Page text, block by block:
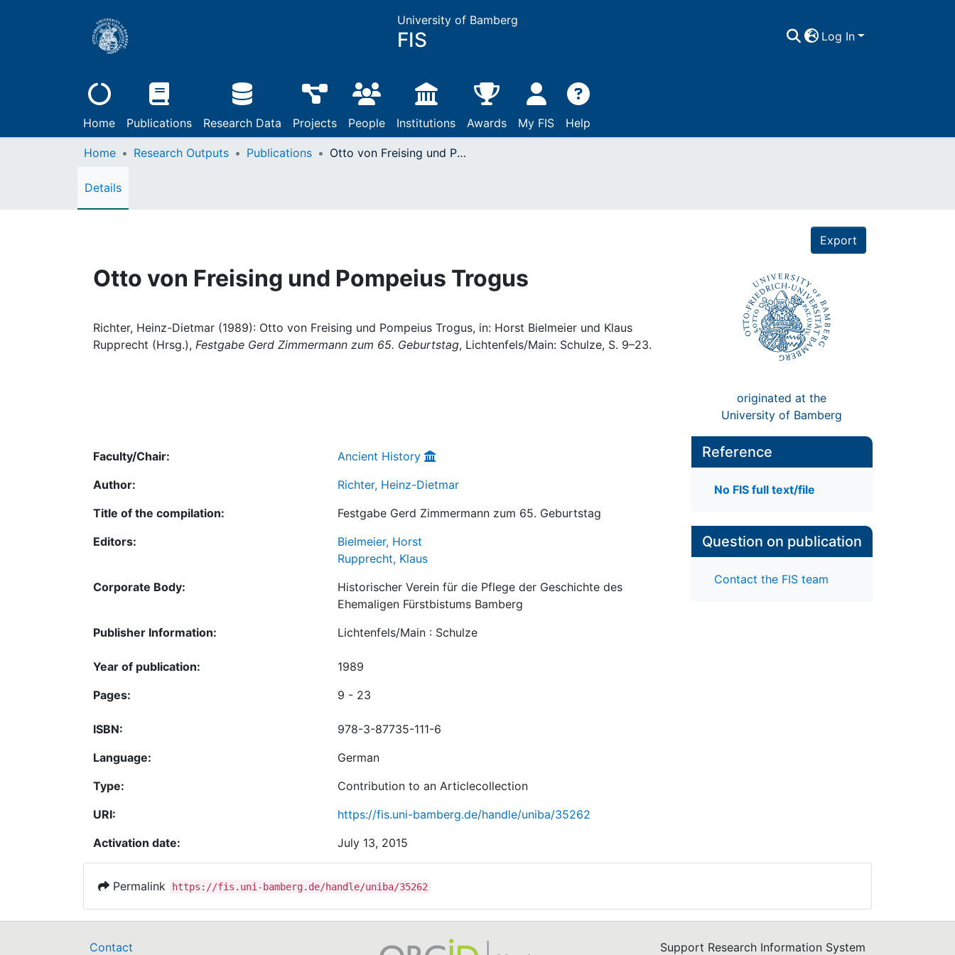
University of Bamberg
FIS Log In
Home Publications Research Data Projects People Institutions Awards My FIS Help
Home Research Outputs Publications Otto von Freising und Pompeius Trogus
Details
Export
Otto von Freising und Pompeius Trogus
Richter, Heinz-Dietmar (1989): Otto von Freising und Pompeius Trogus, in: Horst Bielmeier und Klaus
Rupprecht (Hrsg.), Festgabe Gerd Zimmermann zum 65. Geburtstag, Lichtenfels/Main: Schulze, S. 9–23.
originated at the
University of Bamberg
Faculty/Chair:
Ancient History
Author:
Richter, Heinz-Dietmar
Title of the compilation:
Festgabe Gerd Zimmermann zum 65. Geburtstag
Editors:
Bielmeier, Horst
Rupprecht, Klaus
Corporate Body:
Historischer Verein für die Pflege der Geschichte des
Ehemaligen Fürstbistums Bamberg
Publisher Information:
Lichtenfels/Main : Schulze
Year of publication:
1989
Pages:
9 - 23
ISBN:
978-3-87735-111-6
Language:
German
Type:
Contribution to an Articlecollection
URI:
https://fis.uni-bamberg.de/handle/uniba/35262
Activation date:
July 13, 2015
Reference
No FIS full text/file
Question on publication
Contact the FIS team
Permalink https://fis.uni-bamberg.de/handle/uniba/35262
Contact Support Research Information System